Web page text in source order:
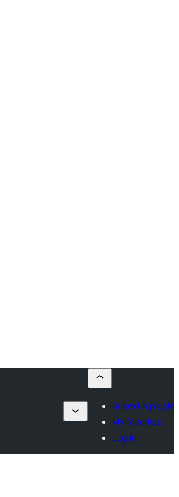
Submit a plugin
My favorites
Log in